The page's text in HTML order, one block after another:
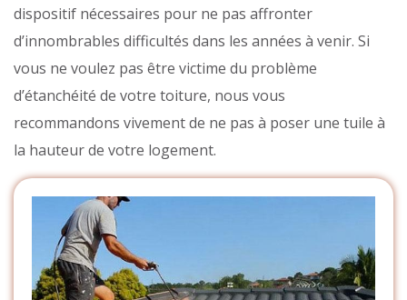
dispositif nécessaires pour ne pas affronter
d’innombrables difficultés dans les années à venir. Si
vous ne voulez pas être victime du problème
d’étanchéité de votre toiture, nous vous
recommandons vivement de ne pas à poser une tuile à
la hauteur de votre logement.